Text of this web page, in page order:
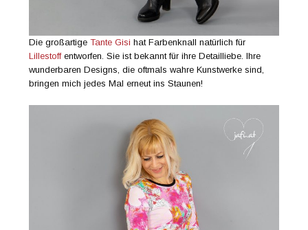
Die großartigeTante Gisi hat Farbenknall natürlich für
Lillestoffentworfen. Sie ist bekannt für ihre Detailliebe. Ihre
wunderbaren Designs, die oftmals wahre Kunstwerke sind,
bringen mich jedes Mal erneut ins Staunen!